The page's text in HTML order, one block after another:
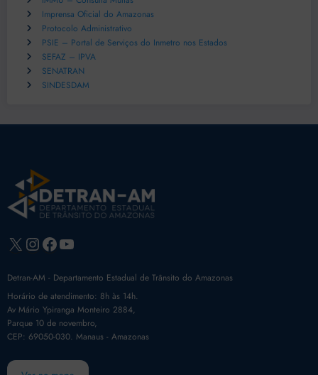
Imprensa Oficial do Amazonas
Protocolo Administrativo
PSIE – Portal de Serviços do Inmetro nos Estados
SEFAZ – IPVA
SENATRAN
SINDESDAM
X Instagram
Facebook
Youtube
Detran-AM - Departamento Estadual de Trânsito do Amazonas
Horário de atendimento: 8h às 14h.
Av Mário Ypiranga Monteiro 2884,
Parque 10 de novembro,
CEP: 69050-030. Manaus - Amazonas